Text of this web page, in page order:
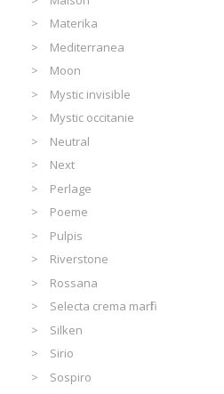
Materika
Mediterranea
Moon
Mystic invisible
Mystic occitanie
Neutral
Next
Perlage
Poeme
Pulpis
Riverstone
Rossana
Selecta crema marfil
Silken
Sirio
Sospiro